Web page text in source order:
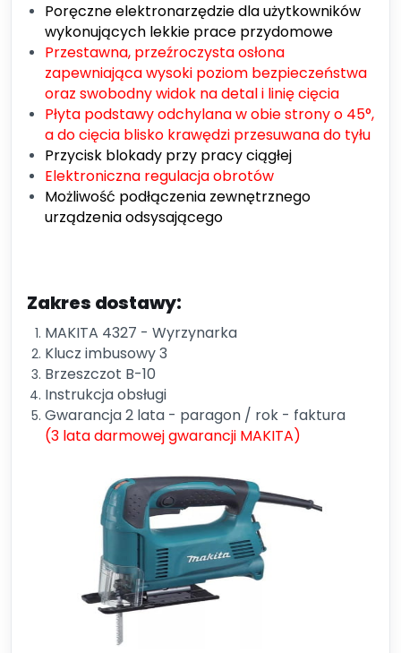
Poręczne elektronarzędzie dla użytkowników
wykonujących lekkie prace przydomowe
Przestawna, przeźroczysta osłona
zapewniająca wysoki poziom bezpieczeństwa
oraz swobodny widok na detal i linię cięcia
Płyta podstawy odchylana w obie strony o 45°,
a do cięcia blisko krawędzi przesuwana do tyłu
Przycisk blokady przy pracy ciągłej
Elektroniczna regulacja obrotów
Możliwość podłączenia zewnętrznego
urządzenia odsysającego
Zakres dostawy:
MAKITA 4327 - Wyrzynarka
Klucz imbusowy 3
Brzeszczot B-10
Instrukcja obsługi
Gwarancja 2 lata - paragon / rok - faktura
(3 lata darmowej gwarancji MAKITA)